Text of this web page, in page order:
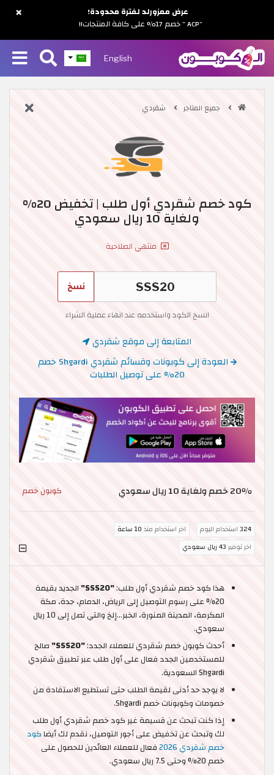
English
جميع المتاجر شقردي
كود خصم شقردي أول طلب | تخفيض 20%
ولغاية 10 ريال سعودي
منتهي الصلاحية
نسخ
انسخ الكود واستخدمه عند انهاء عملية الشراء
المتابعة إلى موقع شقردي
العودة إلى كوبونات وقسائم شقردي Shgardi خصم
20% على توصيل الطلبات
20٪ خصم ولغاية 10 ريال سعودي كوبون خصم
324 استخدام اليوم اخر استخدام منذ 10 ساعة
اخر توفير 43 ريال سعودي
هذا كود خصم شقردي أول طلب:"SSS20"
الجديد بقيمة
20% على رسوم التوصيل إلى الرياض، الدمام، جدة، مكة
المكرمة، المدينة المنورة، الخبر…إلخ والتي تصل إلى 10 ريال
سعودي.
أحدث كوبون خصم شقردي للعملاء الجدد:"SSS20"
صالح
للمستخدمين الجدد فعال على أول طلب عبر تطبيق شقردي
Shgardi السعودية.
لا يوجد حد أدنى لقيمة الطلب حتى تستطيع الاستفادة من
خصومات وكوبونات خصم Shgardi.
إذا كنت تبحث عن قسيمة غير كود خصم شقردي أول طلب
لك وتبحث عن تخفيض على أجور التوصيل، نقدم لك أيضاكود
خصم شقردي 2026
فعال للعملاء العائدين للحصول على
خصم 20% وحتى 7.5 ريال سعودي.
×
عرض ممزورلد لفترة محدودة!
"ACP " خصم 17% على كافة المنتجات!!